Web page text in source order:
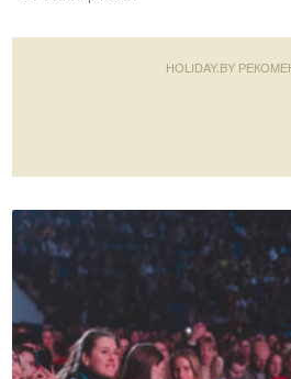
HOLIDAY.BY